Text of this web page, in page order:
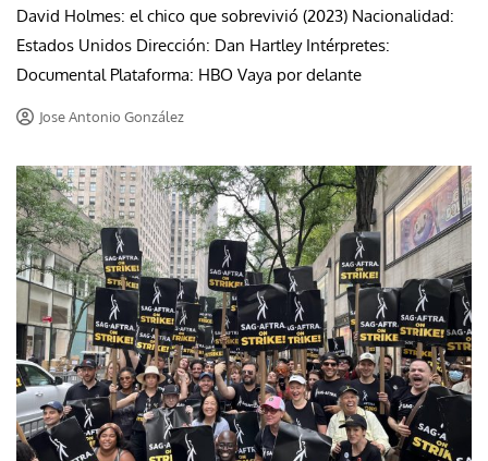
David Holmes: el chico que sobrevivió (2023) Nacionalidad:
Estados Unidos Dirección: Dan Hartley Intérpretes:
Documental Plataforma: HBO Vaya por delante
Jose Antonio González